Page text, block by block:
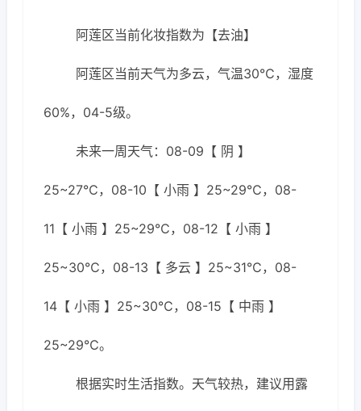
阿莲区当前化妆指数为【去油】
阿莲区当前天气为多云，气温30℃，湿度
60%，04-5级。
未来一周天气：08-09【 阴 】
25~27℃，08-10【 小雨 】25~29℃，08-
11【 小雨 】25~29℃，08-12【 小雨 】
25~30℃，08-13【 多云 】25~31℃，08-
14【 小雨 】25~30℃，08-15【 中雨 】
25~29℃。
根据实时生活指数。天气较热，建议用露